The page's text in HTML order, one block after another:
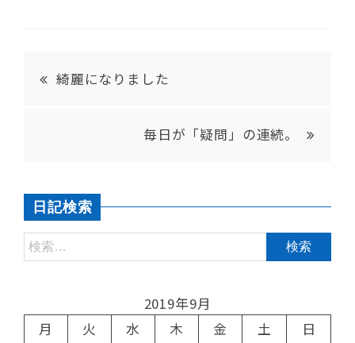
綺麗になりました
毎日が「疑問」の連続。
日記検索
2019年9月
月
火 水 木 金 土
日